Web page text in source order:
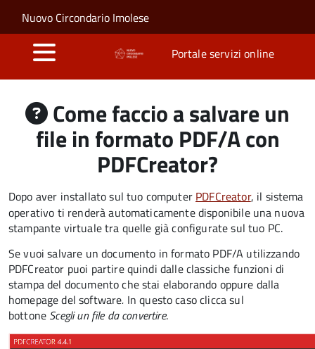
Salta al contenuto principale
Skip to site navigation
Nuovo Circondario Imolese
Portale servizi online
Come faccio a salvare un
file in formato PDF/A con
PDFCreator?
Dopo aver installato sul tuo computer PDFCreator, il sistema
operativo ti renderà automaticamente disponibile una nuova
stampante virtuale tra quelle già configurate sul tuo PC.
Se vuoi salvare un documento in formato PDF/A utilizzando
PDFCreator puoi partire quindi dalle classiche funzioni di
stampa del documento che stai elaborando oppure dalla
homepage del software. In questo caso clicca sul
bottone Scegli un file da convertire.